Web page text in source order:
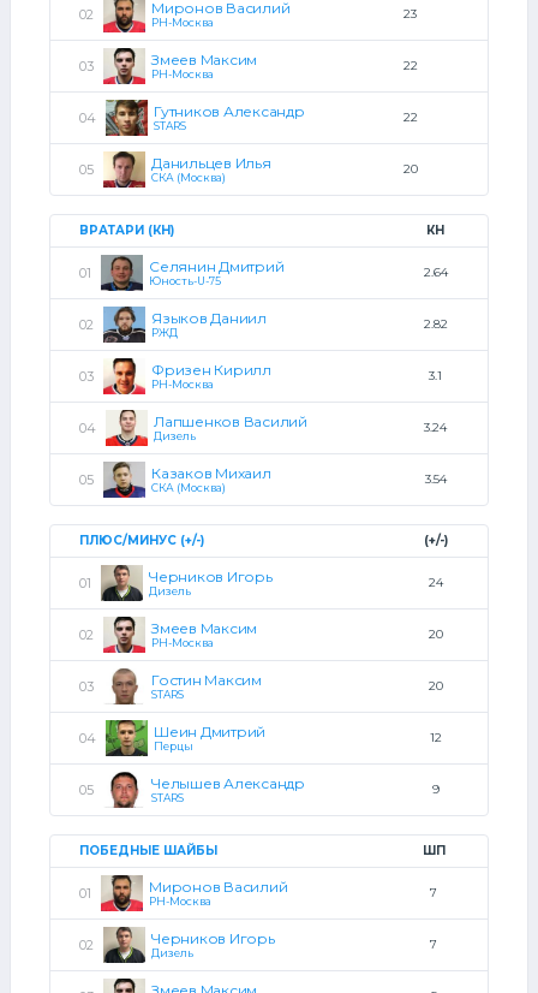
Миронов Василий
РН-Москва
23
Змеев Максим
РН-Москва
22
Гутников Александр
STARS
22
Данильцев Илья
СКА (Москва)
20
ВРАТАРИ (КН) КН
Селянин Дмитрий
Юность-U-75
2.64
Языков Даниил
РЖД
2.82
Фризен Кирилл
РН-Москва
3.1
Лапшенков Василий
Дизель
3.24
Казаков Михаил
СКА (Москва)
3.54
ПЛЮС/МИНУС (+/-) (+/-)
Черников Игорь
Дизель
24
Змеев Максим
РН-Москва
20
Гостин Максим
STARS
20
Шеин Дмитрий
Перцы
12
Челышев Александр
STARS
9
ПОБЕДНЫЕ ШАЙБЫ ШП
Миронов Василий
РН-Москва
7
Черников Игорь
Дизель
7